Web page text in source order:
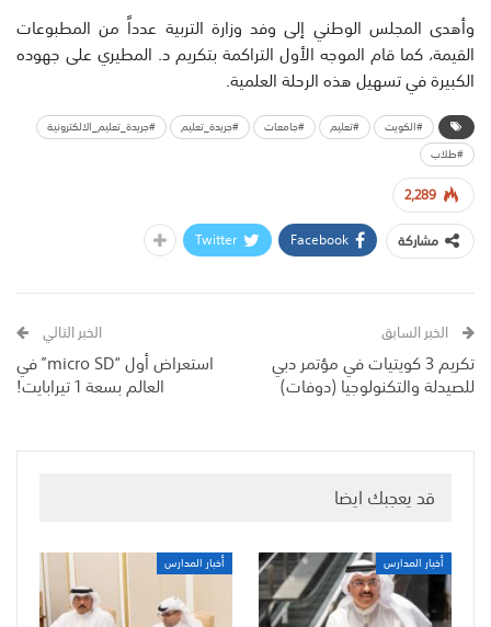
وأهدى المجلس الوطني إلى وفد وزارة التربية عدداً من المطبوعات
القيمة، كما قام الموجه الأول التراكمة بتكريم د. المطيري على جهوده
الكبيرة في تسهيل هذه الرحلة العلمية.
#الكويت #تعليم #جامعات #جريدة_تعليم
#جريدة_تعليم_الالكترونية
#طلاب
2,289
مشاركة
Facebook
Twitter
الخبر السابق
تكريم 3 كويتيات في مؤتمر دبي
للصيدلة والتكنولوجيا (دوفات)
الخبر التالي
استعراض أول “micro SD” في
العالم بسعة 1 تيرابايت!
قد يعجبك ايضا
أخبار المدارس أخبار المدارس